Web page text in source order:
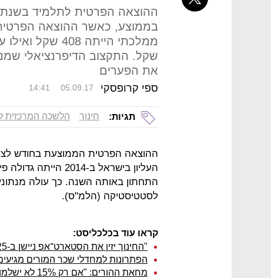
בממוצע, כאשר ההוצאה
שקל. התקצוב הדיפרנציאלי
את הפערים
ספי קרופסקי 14:41 05.09.17
תגיות: חינוך הלשכה המרכזית
ההוצאה הפרטית הממוצעת בחודש
התחתון באותה השנה. כך עולה
לסטטיסטיקה (הלמ"ס).
קראו עוד בכלכליסט:
"החינוך יזין את הסטארט־אפ ניישן ב-25 השנים הבאות"
הפתרונות למחדלי שכר המורים
מחאת ההורים: "אם רק 15% לא ישלמו, נצליח"